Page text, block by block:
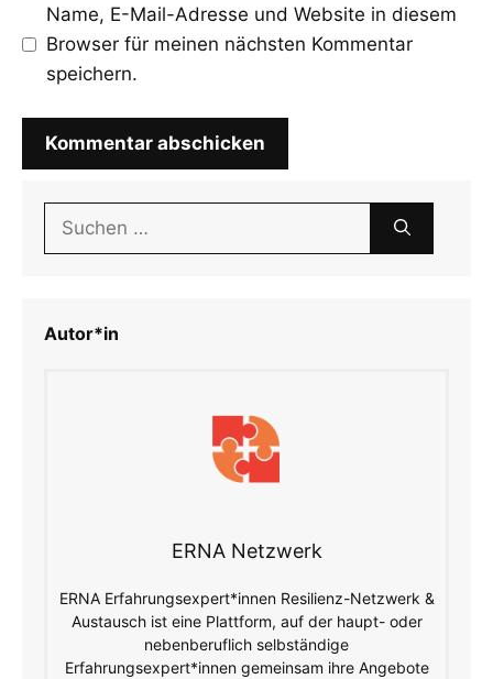
Name, E-Mail-Adresse und Website in diesem
Browser für meinen nächsten Kommentar
speichern.
nach:
Autor*in
ERNA Netzwerk
ERNA Erfahrungsexpert*innen Resilienz-Netzwerk &
Austausch ist eine Plattform, auf der haupt- oder
nebenberuflich selbständige
Erfahrungsexpert*innen gemeinsam ihre Angebote